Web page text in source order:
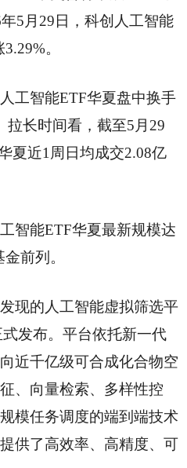
5月29日，科创人工智能
。
工智能ETF华夏盘中换手
拉长时间看，截至5月29
夏近1周日均成交2.08亿
智能ETF华夏最新规模达
前列。
现的人工智能虚拟筛选平
发布。平台依托新一代
近千亿级可合成化合物空
、向量检索、多样性控
模任务调度的端到端技术
供了高效率、高精度、可